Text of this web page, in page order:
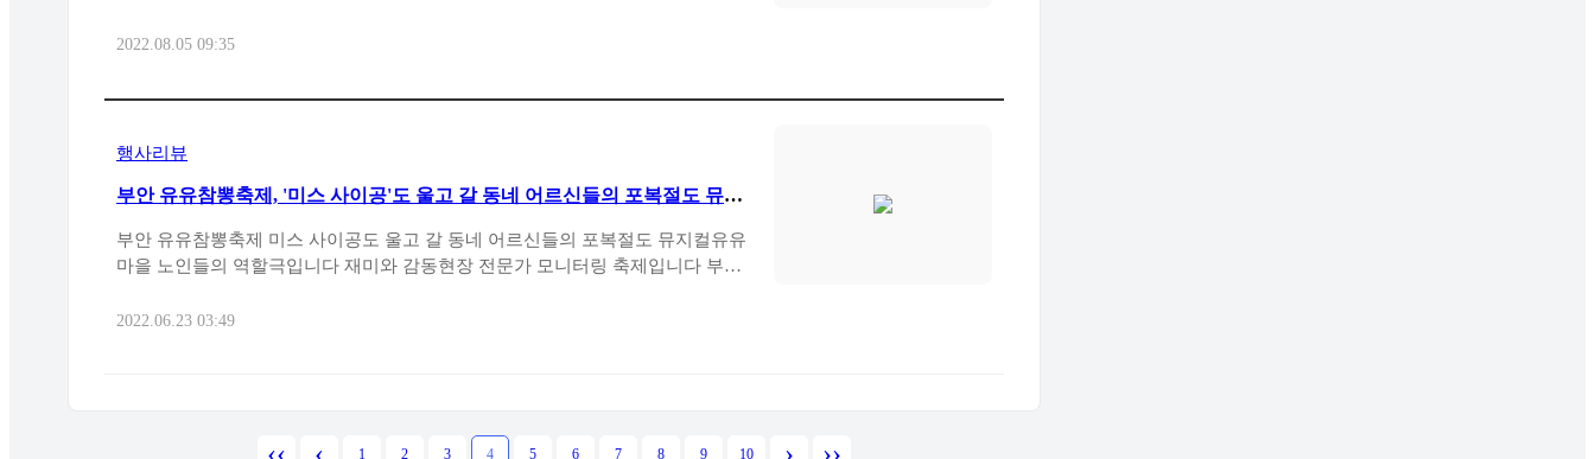
2022.08.05 09:35
행사리뷰
부안 유유참뽕축제, '미스 사이공'도 울고 갈 동네 어르신들의 포복절도 뮤지
부안 유유참뽕축제 미스 사이공도 울고 갈 동네 어르신들의 포복절도 뮤지컬유유
마을 노인들의 역할극입니다 재미와 감동현장 전문가 모니터링 축제입니다 부안
2022.06.23 03:49
1 2 3 4 5 6 7 8 9 10